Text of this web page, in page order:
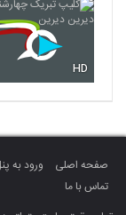
HD
صفحه اصلی ورود به
تماس با ما